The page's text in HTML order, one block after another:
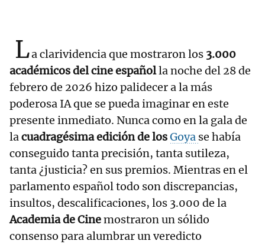
La clarividencia que mostraron los 3.000
académicos del cine españolla noche del 28 de
febrero de 2026 hizo palidecer a la más
poderosa IA que se pueda imaginar en este
presente inmediato. Nunca como en la gala de
lacuadragésima edición de losGoya se había
conseguido tanta precisión, tanta sutileza,
tanta ¿justicia? en sus premios. Mientras en el
parlamento español todo son discrepancias,
insultos, descalificaciones, los 3.000 de la
Academia de Cinemostraron un sólido
consenso para alumbrar un veredicto